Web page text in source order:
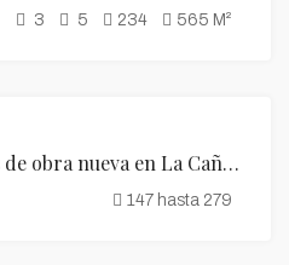
3 5 234 565 M²
Chalets Independientes de obra nueva en La Cañada, Valencia
147 hasta 279